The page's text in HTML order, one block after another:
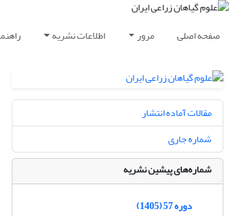
صفحه اصلی مرور اطلاعات نشریه
مقالات آماده انتشار
شماره جاری
شماره‌های پیشین نشریه
دوره 57 (1405)